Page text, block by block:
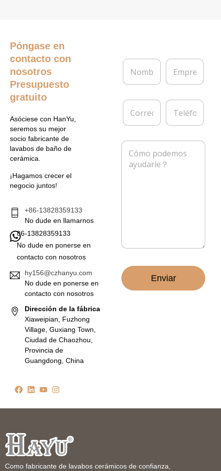
Póngase en
contacto con
nosotros
Presupuesto
gratuito
Asóciese con HanYu,
seremos su mejor
socio fabricante de
lavabos de baño de
cerámica.
¡Hagamos crecer el
negocio juntos!
+86-13828359133
No dude en llamarnos
86-13828359133
No dude en ponerse en
contacto con nosotros
hy156@czhanyu.com
No dude en ponerse en
contacto con nosotros
Dirección de la fábrica
Xiaweipian, Fuzhong
Village, Guxiang Town,
Ciudad de Chaozhou,
Provincia de
Guangdong, China
N
m
r
E
p
e
C
r
e
c
T
l
f
o
n
M
Enviar
Como fabricante de lavabos cerámicos de confianza,